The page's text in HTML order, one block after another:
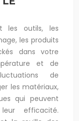
les outils, les
les produits
dans votre
et de
de
les matériaux,
qui peuvent
efficacité.